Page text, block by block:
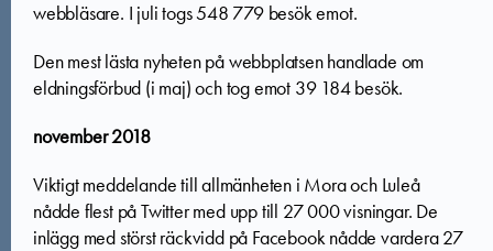
webbläsare. I juli togs 548 779 besök emot.
Den mest lästa nyheten på webbplatsen handlade om
eldningsförbud (i maj) och tog emot 39 184 besök.
november 2018
Viktigt meddelande till allmänheten i Mora och Luleå
nådde flest på Twitter med upp till 27 000 visningar. De
inlägg med störst räckvidd på Facebook nådde vardera 27